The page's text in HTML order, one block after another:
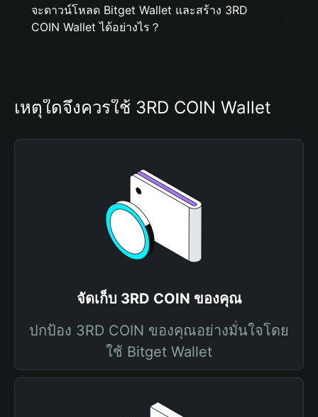
จะดาวน์โหลด Bitget Wallet และสร้าง 3RD
COIN Wallet ได้อย่างไร？
เหตุใดจึงควรใช้ 3RD COIN Wallet
จัดเก็บ 3RD COIN ของคุณ
ปกป้อง 3RD COIN ของคุณอย่างมั่นใจโดย
ใช้ Bitget Wallet